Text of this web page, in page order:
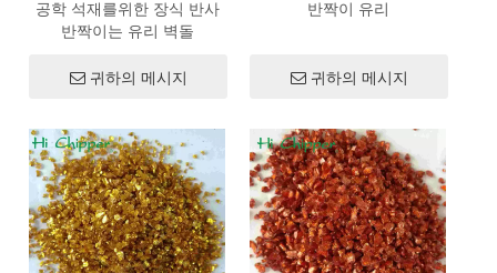
공학 석재를위한 장식 반사
반짝이는 유리 벽돌
귀하의 메시지
반짝이 유리
귀하의 메시지